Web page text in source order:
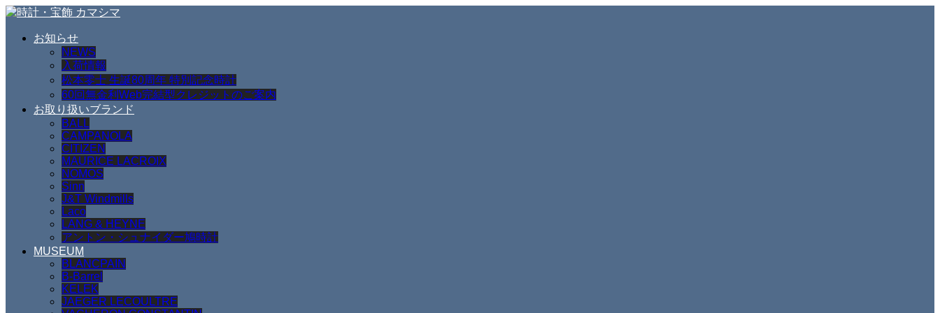
お知らせ
NEWS
入荷情報
松本零士 生誕80周年 特別記念時計
60回無金利Web完結型クレジットのご案内
お取り扱いブランド
BALL
CAMPANOLA
CITIZEN
MAURICE LACROIX
NOMOS
Sinn
J&T Windmills
Laco
LANG & HEYNE
アントン・シュナイダー鳩時計
MUSEUM
BLANCPAIN
B-Barrel
KELEK
JAEGER LECOULTRE